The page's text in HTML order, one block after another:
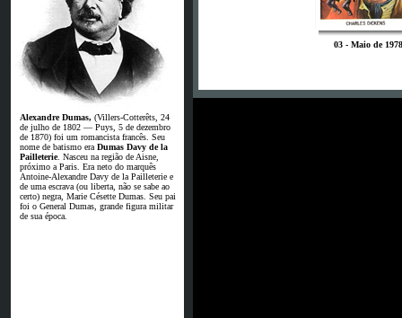
Alexandre Dumas, (Villers-Cotterêts, 24
de julho de 1802 — Puys, 5 de dezembro
de 1870) foi um romancista francês. Seu
nome de batismo era Dumas Davy de la
Pailleterie. Nasceu na região de Aisne,
próximo a Paris. Era neto do marquês
Antoine-Alexandre Davy de la Pailleterie e
de uma escrava (ou liberta, não se sabe ao
certo) negra, Marie Césette Dumas. Seu pai
foi o General Dumas, grande figura militar
de sua época.
03 - Maio de 1978